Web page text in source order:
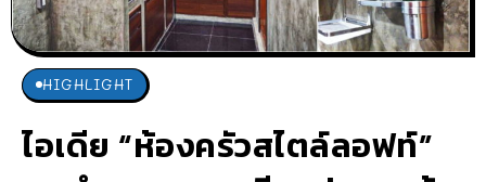
HIGHLIGHT
ไอเดีย “ห้องครัวสไตล์ลอฟท์”